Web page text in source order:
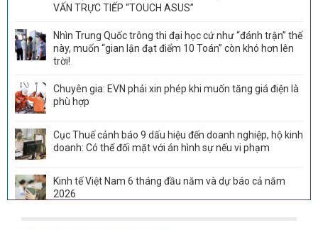
VẤN TRỰC TIẾP “TOUCH ASUS”
Nhìn Trung Quốc trông thi đại học cứ như “đánh trận” thế
này, muốn “gian lận đạt điểm 10 Toán” còn khó hơn lên
trời!
Chuyên gia: EVN phải xin phép khi muốn tăng giá điện là
phù hợp
Cục Thuế cảnh báo 9 dấu hiệu đến doanh nghiệp, hộ kinh
doanh: Có thể đối mặt với án hình sự nếu vi phạm
Kinh tế Việt Nam 6 tháng đầu năm và dự báo cả năm
2026